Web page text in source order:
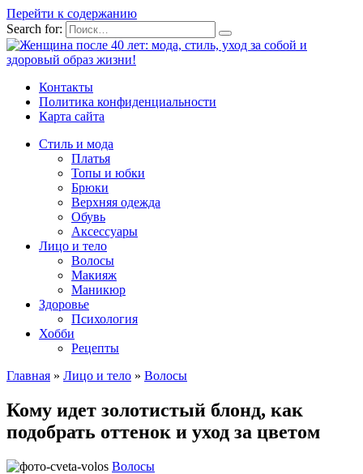
Перейти к содержанию
Search for:
Контакты
Политика конфиденциальности
Карта сайта
Стиль и мода
Платья
Топы и юбки
Брюки
Верхняя одежда
Обувь
Аксессуары
Лицо и тело
Волосы
Макияж
Маникюр
Здоровье
Психология
Хобби
Рецепты
Главная » Лицо и тело » Волосы
Кому идет золотистый блонд, как
подобрать оттенок и уход за цветом
Волосы